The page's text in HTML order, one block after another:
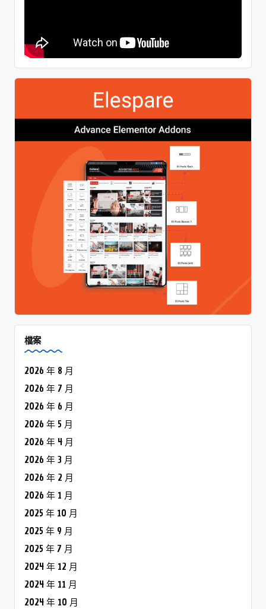
檔案
2026 年 8 月
2026 年 7 月
2026 年 6 月
2026 年 5 月
2026 年 4 月
2026 年 3 月
2026 年 2 月
2026 年 1 月
2025 年 10 月
2025 年 9 月
2025 年 7 月
2024 年 12 月
2024 年 11 月
2024 年 10 月